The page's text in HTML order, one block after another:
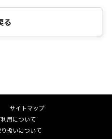
る
サイトマップ
用について
扱いについて